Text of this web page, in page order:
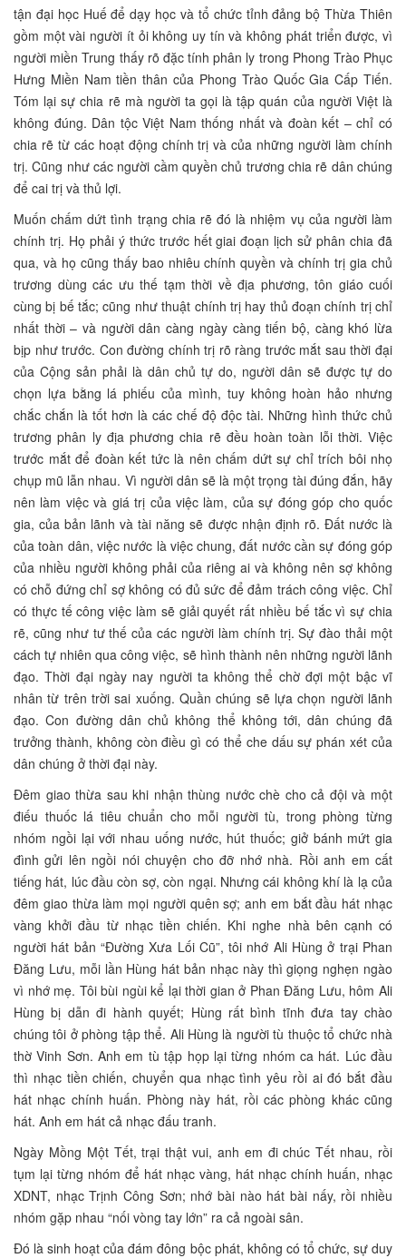
tận đại học Huế để dạy học và tổ chức tỉnh đảng bộ Thừa Thiên
gồm một vài người ít ỏi không uy tín và không phát triển được, vì
người miền Trung thấy rõ đặc tính phân ly trong Phong Trào Phục
Hưng Miền Nam tiền thân của Phong Trào Quốc Gia Cấp Tiến.
Tóm lại sự chia rẽ mà người ta gọi là tập quán của người Việt là
không đúng. Dân tộc Việt Nam thống nhất và đoàn kết – chỉ có
chia rẽ từ các hoạt động chính trị và của những người làm chính
trị. Cũng như các người cầm quyền chủ trương chia rẽ dân chúng
để cai trị và thủ lợi.
Muốn chấm dứt tình trạng chia rẽ đó là nhiệm vụ của người làm
chính trị. Họ phải ý thức trước hết giai đoạn lịch sử phân chia đã
qua, và họ cũng thấy bao nhiêu chính quyền và chính trị gia chủ
trương dùng các ưu thế tạm thời về địa phương, tôn giáo cuối
cùng bị bế tắc; cũng như thuật chính trị hay thủ đoạn chính trị chỉ
nhất thời – và người dân càng ngày càng tiến bộ, càng khó lừa
bịp như trước. Con đường chính trị rõ ràng trước mắt sau thời đại
của Cộng sản phải là dân chủ tự do, người dân sẽ được tự do
chọn lựa bằng lá phiếu của mình, tuy không hoàn hảo nhưng
chắc chắn là tốt hơn là các chế độ độc tài. Những hình thức chủ
trương phân ly địa phương chia rẽ đều hoàn toàn lỗi thời. Việc
trước mắt để đoàn kết tức là nên chấm dứt sự chỉ trích bôi nhọ
chụp mũ lẫn nhau. Vì người dân sẽ là một trọng tài đúng đắn, hãy
nên làm việc và giá trị của việc làm, của sự đóng góp cho quốc
gia, của bản lãnh và tài năng sẽ được nhận định rõ. Đất nước là
của toàn dân, việc nước là việc chung, đất nước cần sự đóng góp
của nhiều người không phải của riêng ai và không nên sợ không
có chỗ đứng chỉ sợ không có đủ sức để đảm trách công việc. Chỉ
có thực tế công việc làm sẽ giải quyết rất nhiều bế tắc vì sự chia
rẽ, cũng như tư thế của các người làm chính trị. Sự đào thải một
cách tự nhiên qua công việc, sẽ hình thành nên những người lãnh
đạo. Thời đại ngày nay người ta không thể chờ đợi một bậc vĩ
nhân từ trên trời sai xuống. Quần chúng sẽ lựa chọn người lãnh
đạo. Con đường dân chủ không thể không tới, dân chúng đã
trưởng thành, không còn điều gì có thể che dấu sự phán xét của
dân chúng ở thời đại này.
Đêm giao thừa sau khi nhận thùng nước chè cho cả đội và một
điếu thuốc lá tiêu chuẩn cho mỗi người tù, trong phòng từng
nhóm ngồi lại với nhau uống nước, hút thuốc; giở bánh mứt gia
đình gửi lên ngồi nói chuyện cho đỡ nhớ nhà. Rồi anh em cất
tiếng hát, lúc đầu còn sợ, còn ngại. Nhưng cái không khí là lạ của
đêm giao thừa làm mọi người quên sợ; anh em bắt đầu hát nhạc
vàng khởi đầu từ nhạc tiền chiến. Khi nghe nhà bên cạnh có
người hát bản “Đường Xưa Lối Cũ”, tôi nhớ Ali Hùng ở trại Phan
Đăng Lưu, mỗi lần Hùng hát bản nhạc này thì giọng nghẹn ngào
vì nhớ mẹ. Tôi bùi ngùi kể lại thời gian ở Phan Đăng Lưu, hôm Ali
Hùng bị dẫn đi hành quyết; Hùng rất bình tĩnh đưa tay chào
chúng tôi ở phòng tập thể. Ali Hùng là người tù thuộc tổ chức nhà
thờ Vinh Sơn. Anh em tù tập họp lại từng nhóm ca hát. Lúc đầu
thì nhạc tiền chiến, chuyển qua nhạc tình yêu rồi ai đó bắt đầu
hát nhạc chính huấn. Phòng này hát, rồi các phòng khác cũng
hát. Anh em hát cả nhạc đấu tranh.
Ngày Mồng Một Tết, trại thật vui, anh em đi chúc Tết nhau, rồi
tụm lại từng nhóm để hát nhạc vàng, hát nhạc chính huấn, nhạc
XDNT, nhạc Trịnh Công Sơn; nhớ bài nào hát bài nấy, rồi nhiều
nhóm gặp nhau “nối vòng tay lớn” ra cả ngoài sân.
Đó là sinh hoạt của đám đông bộc phát, không có tổ chức, sự duy